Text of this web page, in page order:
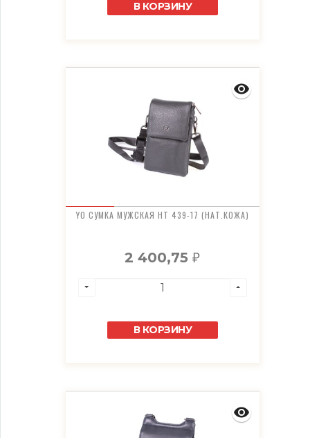
В КОРЗИНУ
YO СУМКА МУЖСКАЯ HT 439-17 (НАТ.КОЖА)
2 400,75₽
В КОРЗИНУ